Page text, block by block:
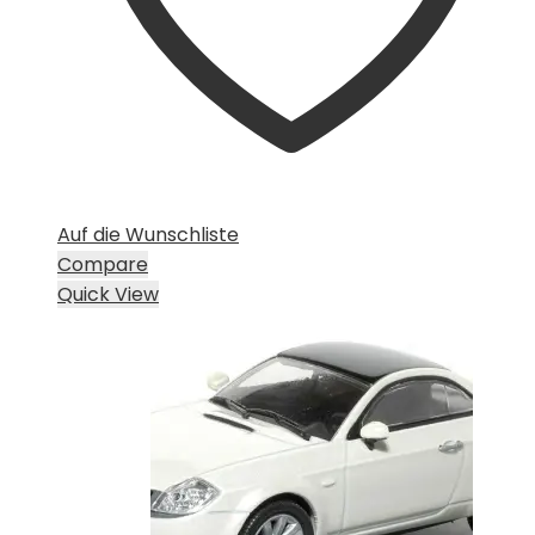
Auf die Wunschliste
Compare
Quick View